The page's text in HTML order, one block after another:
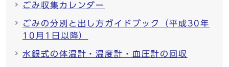
ごみ収集カレンダー
ごみの分別と出し方ガイドブック（平成30年
10月1日以降）
水銀式の体温計・温度計・血圧計の回収